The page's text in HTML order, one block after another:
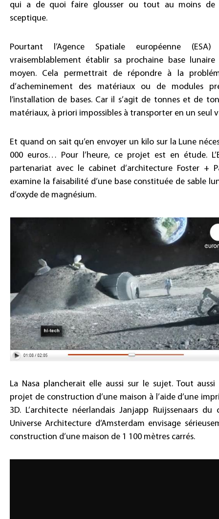
qui a de quoi faire glousser ou tout au moins de
sceptique.
Pourtant l’Agence Spatiale européenne (ESA)
vraisemblablement établir sa prochaine base
moyen. Cela permettrait de répondre à la
d’acheminement des matériaux ou de modules
l’installation de bases. Car il s’agit de tonnes et de
matériaux, à priori impossibles à transporter en un seul
Et quand on sait qu’en envoyer un kilo sur la Lune
000 euros… Pour l’heure, ce projet est en étude.
partenariat avec le cabinet d’architecture Foster +
examine la faisabilité d’une base constituée de sable
d’oxyde de magnésium.
La Nasa plancherait elle aussi sur le sujet. Tout
projet de construction d’une maison à l’aide d’une
3D. L’architecte néerlandais Janjapp Ruijssenaars du
Universe Architecture d’Amsterdam envisage
construction d’une maison de 1 100 mètres carrés.